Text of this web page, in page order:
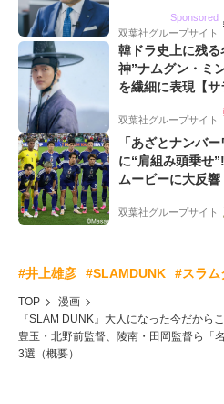
Sponsored
双葉社グループサイト
韓ドラ史上に残
神”ナムグン・ミ
を繊細に表現【サ
双葉社グループサイト
「あざとナンバ
に“肩組み頭乗せ
ムービーに大反響
「粋にも程がある
双葉社グループサイト
#井上雄彦 #SLAMDUNK #スラム
TOP
漫画
『SLAM DUNK』大人になった今だから
豊玉・北野前監督、陵南・田岡監督ら「
3選（概要）